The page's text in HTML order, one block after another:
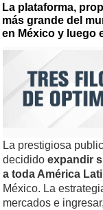
La plataforma,
más grande del
en México y luego
La prestigiosa
decidido expandir
a toda América
México. La
mercados e